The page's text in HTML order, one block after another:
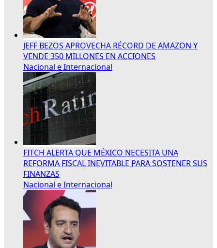
JEFF BEZOS APROVECHA RÉCORD DE AMAZON Y
VENDE 350 MILLONES EN ACCIONES
Nacional e Internacional
FITCH ALERTA QUE MÉXICO NECESITA UNA
REFORMA FISCAL INEVITABLE PARA SOSTENER SUS
FINANZAS
Nacional e Internacional